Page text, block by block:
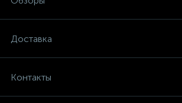
Доставка
Контакты